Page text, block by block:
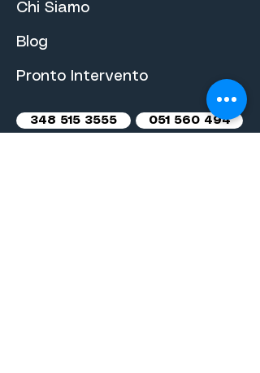
Chi Siamo
Blog
Pronto Intervento
348 515 3555 051 560 494